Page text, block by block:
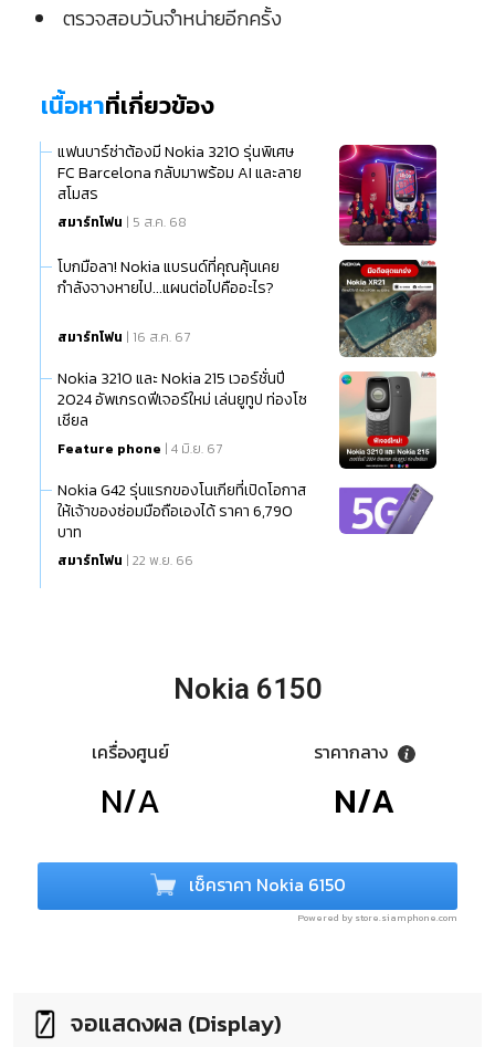
ตรวจสอบวันจำหน่ายอีกครั้ง
เนื้อหาที่เกี่ยวข้อง
แฟนบาร์ซ่าต้องมี Nokia 3210 รุ่นพิเศษ
FC Barcelona กลับมาพร้อม AI และลาย
สโมสร
สมาร์ทโฟน | 5 ส.ค. 68
โบกมือลา! Nokia แบรนด์ที่คุณคุ้นเคย
กำลังจางหายไป...แผนต่อไปคืออะไร?
สมาร์ทโฟน | 16 ส.ค. 67
Nokia 3210 และ Nokia 215 เวอร์ชั่นปี
2024 อัพเกรดฟีเจอร์ใหม่ เล่นยูทูป ท่องโซ
เชียล
Feature phone | 4 มิ.ย. 67
Nokia G42 รุ่นแรกของโนเกียที่เปิดโอกาส
ให้เจ้าของซ่อมมือถือเองได้ ราคา 6,790
บาท
สมาร์ทโฟน | 22 พ.ย. 66
Nokia 6150
เครื่องศูนย์
N/A
ราคากลาง
N/A
เช็คราคา Nokia 6150
Powered by store.siamphone.com
จอแสดงผล (Display)